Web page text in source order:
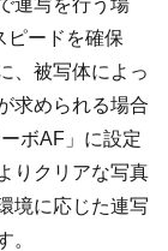
ピードを確保
、被写体によっ
求められる場合
ボAF」に設定
りクリアな写真
境に応じた連写
。